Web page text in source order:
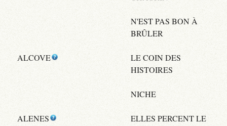
N'EST PAS BON À
BRÛLER
ALCOVE
LE COIN DES
HISTOIRES
NICHE
ALENES
ELLES PERCENT LE